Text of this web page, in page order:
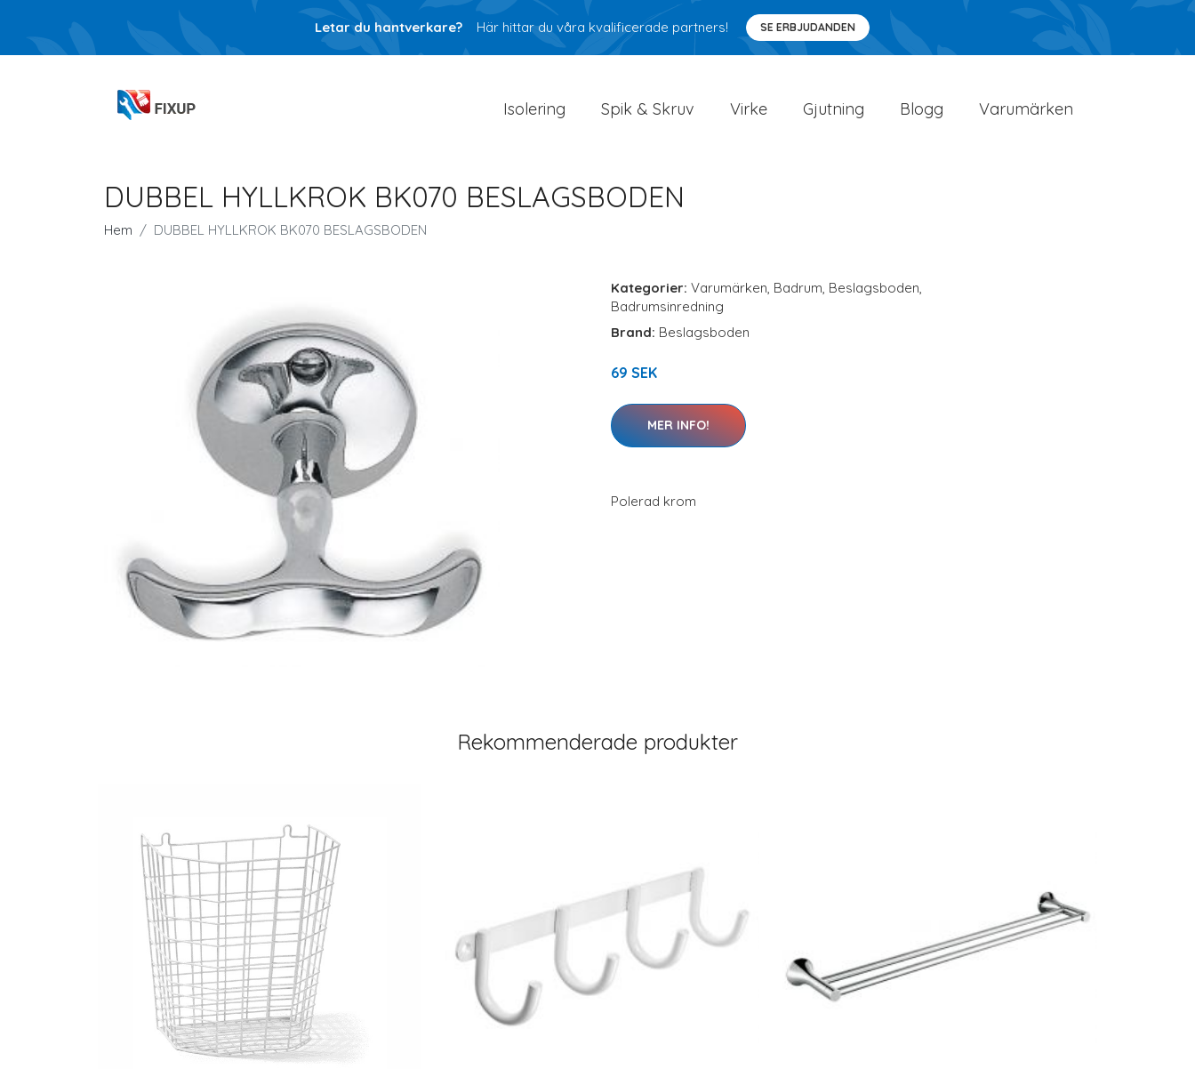
Letar du hantverkare? Här hittar du våra kvalificerade partners! SE ERBJUDANDEN
Isolering Spik & Skruv Virke Gjutning Blogg Varumärken
DUBBEL HYLLKROK BK070 BESLAGSBODEN
Hem DUBBEL HYLLKROK BK070 BESLAGSBODEN
Kategorier: Varumärken, Badrum, Beslagsboden,
Badrumsinredning
Brand: Beslagsboden
69 SEK
MER INFO!
Polerad krom
Rekommenderade produkter